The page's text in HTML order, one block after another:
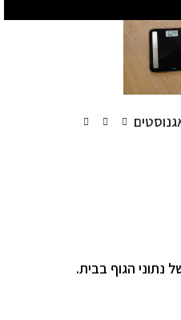
נתוני הגוף בבית.